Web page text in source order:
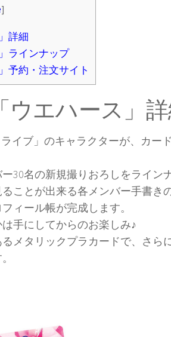
]
詳細
ラインナップ
予約・注文サイト
ウエハース」
イブ」のキャラクターが、カー
30名の新規撮りおろしをライン
ことが出来る各メンバー手書き
ィール帳が完成します。
手にしてからのお楽しみ♪
メタリックプラカードで、さら